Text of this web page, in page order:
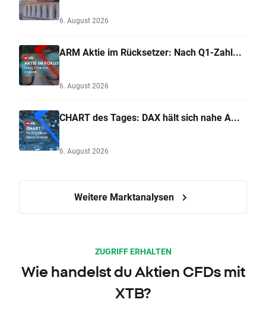
6. August 2026
ARM Aktie im Rücksetzer: Nach Q1-Zahl...
6. August 2026
CHART des Tages: DAX hält sich nahe A...
6. August 2026
Weitere Marktanalysen
ZUGRIFF ERHALTEN
Wie handelst du Aktien CFDs mit
XTB?